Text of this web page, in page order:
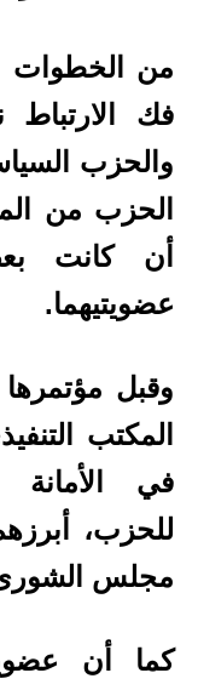
من الخطوات
فك الارتباط
والحزب
الحزب من
أن كانت
عضويتيهما.
وقبل
المكتب
في الأمانة
للحزب،
مجلس
كما أن